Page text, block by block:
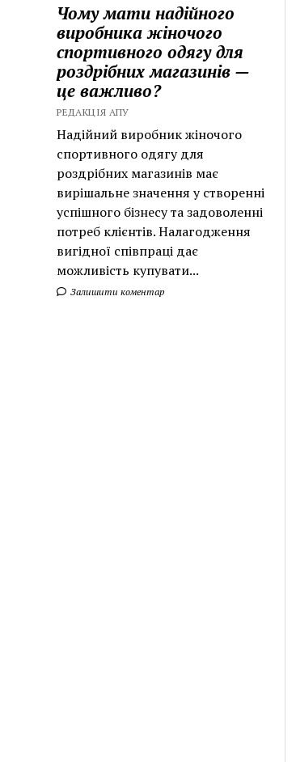
Чому мати надійного
виробника жіночого
спортивного одягу для
роздрібних магазинів —
це важливо?
РЕДАКЦІЯ АПУ
Надійний виробник жіночого
спортивного одягу для
роздрібних магазинів має
вирішальне значення у створенні
успішного бізнесу та задоволенні
потреб клієнтів. Налагодження
вигідної співпраці дає
можливість купувати...
Залишити коментар